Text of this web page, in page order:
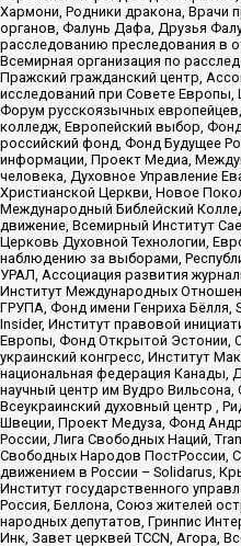
Хармони, Родники дракона, Врачи
органов, Фалунь Дафа, Друзья
расследованию преследования в
Всемирная организация по
Пражский гражданский центр,
исследований при Совете Европы,
Форум русскоязычных
колледж, Европейский выбор,
российский фонд, Фонд Будущее
информации, Проект Медиа,
человека, Духовное Управление
Христианской Церкви, Новое
Международный Библейский
движение, Всемирный Институт
Церковь Духовной Технологии,
наблюдению за выборами,
УРАЛ, Ассоциация развития
Институт Международных
ГРУПА, Фонд имени Генриха Бёлля,
Insider, Институт правовой
Европы, Фонд Открытой Эстонии,
украинский конгресс, Институт
национальная федерация
научный центр им Вудро
Всеукраинский духовный центр ,
Швеции, Проект Медуза, Фонд
России, Лига Свободных Наций,
Свободных Народов ПостРоссии,
движением в России – Solidarus,
Институт государственного
Россия, Беллона, Союз жителей
народных депутатов, Гринпис
Инк, Завет церквей TCCN, Агора,